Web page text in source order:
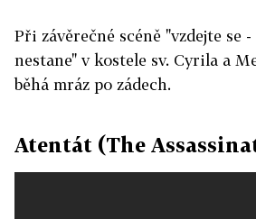
Při závěrečné scéně "vzdejte se
nestane" v kostele sv. Cyrila a
běhá mráz po zádech.
Atentát (The